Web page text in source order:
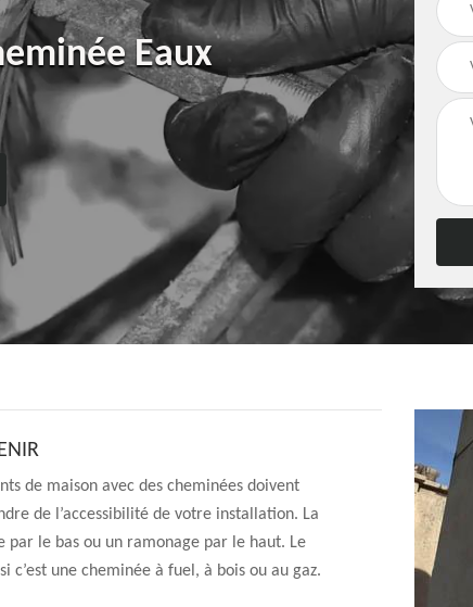
Eaux
de maison avec des cheminées doivent
de l’accessibilité de votre installation. La
par le bas ou un ramonage par le haut. Le
une cheminée à fuel, à bois ou au gaz.